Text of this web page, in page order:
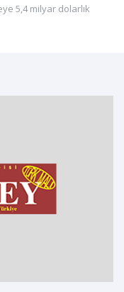
5,4 milyar dolarlık